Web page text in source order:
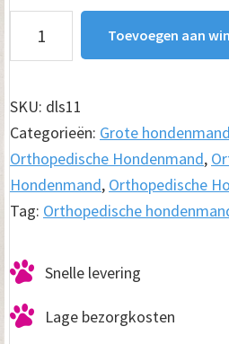
hondenbed
Dog's
Lifestyle
115cm
aantal
Toevoegen aan
SKU: dls11
Categorieën: Grote hondenmand
Orthopedische Hondenmand,
Hondenmand, Orthopedische
Tag: Orthopedische
Snelle levering
Lage bezorgkosten